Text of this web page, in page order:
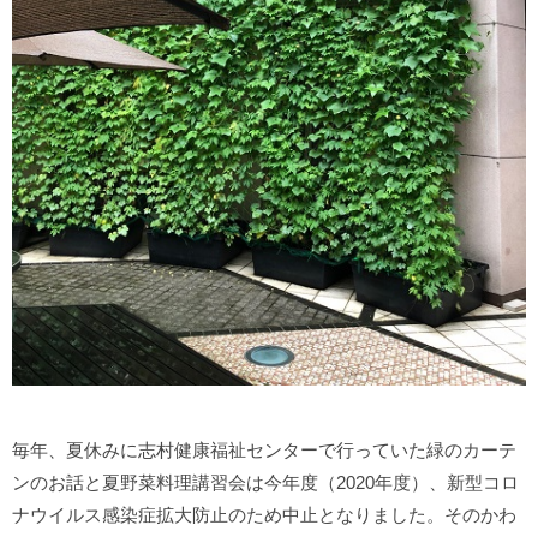
毎年、夏休みに志村健康福祉センターで行っていた緑のカーテ
ンのお話と夏野菜料理講習会は今年度（2020年度）、新型コロ
ナウイルス感染症拡大防止のため中止となりました。そのかわ